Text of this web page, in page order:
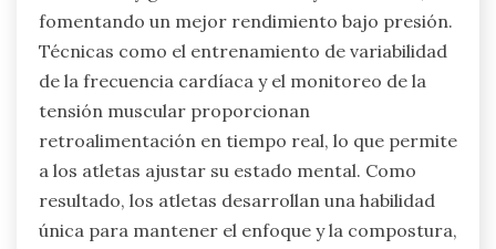
conectarse con sus instintos. Como resultado,
pueden tomar decisiones más rápidas bajo
presión, mejorando el rendimiento general.
¿Cómo puede el biofeedback mejorar
las habilidades de percepción de un
atleta?